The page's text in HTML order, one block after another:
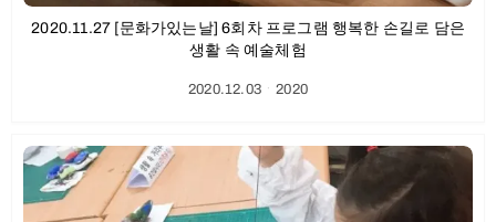
2020.11.27 [문화가있는날] 6회차 프로그램 행복한 손길로 담은
생활 속 예술체험
2020.12.03ㆍ2020